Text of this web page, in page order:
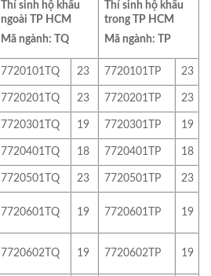
Thí sinh hộ khẩu
ngoài TP HCM
Mã ngành: TQ
Thí sinh hộ khẩu
trong TP HCM
Mã ngành: TP
7720101TQ 23 7720101TP 23
7720201TQ 23 7720201TP 23
7720301TQ 19 7720301TP 19
7720401TQ 18 7720401TP 18
7720501TQ 23 7720501TP 23
7720601TQ 19 7720601TP 19
7720602TQ 19 7720602TP 19